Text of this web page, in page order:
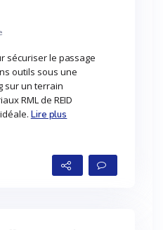
sécuriser le passage
outils sous une
sur un terrain
RML de REID
Lire plus